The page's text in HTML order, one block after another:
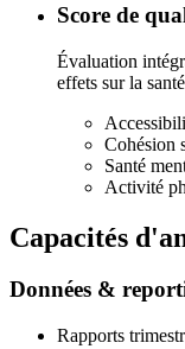
Score de
Évaluation
effets sur la
Cohésion
Santé
Activité
Capacités
Données &
Rapports